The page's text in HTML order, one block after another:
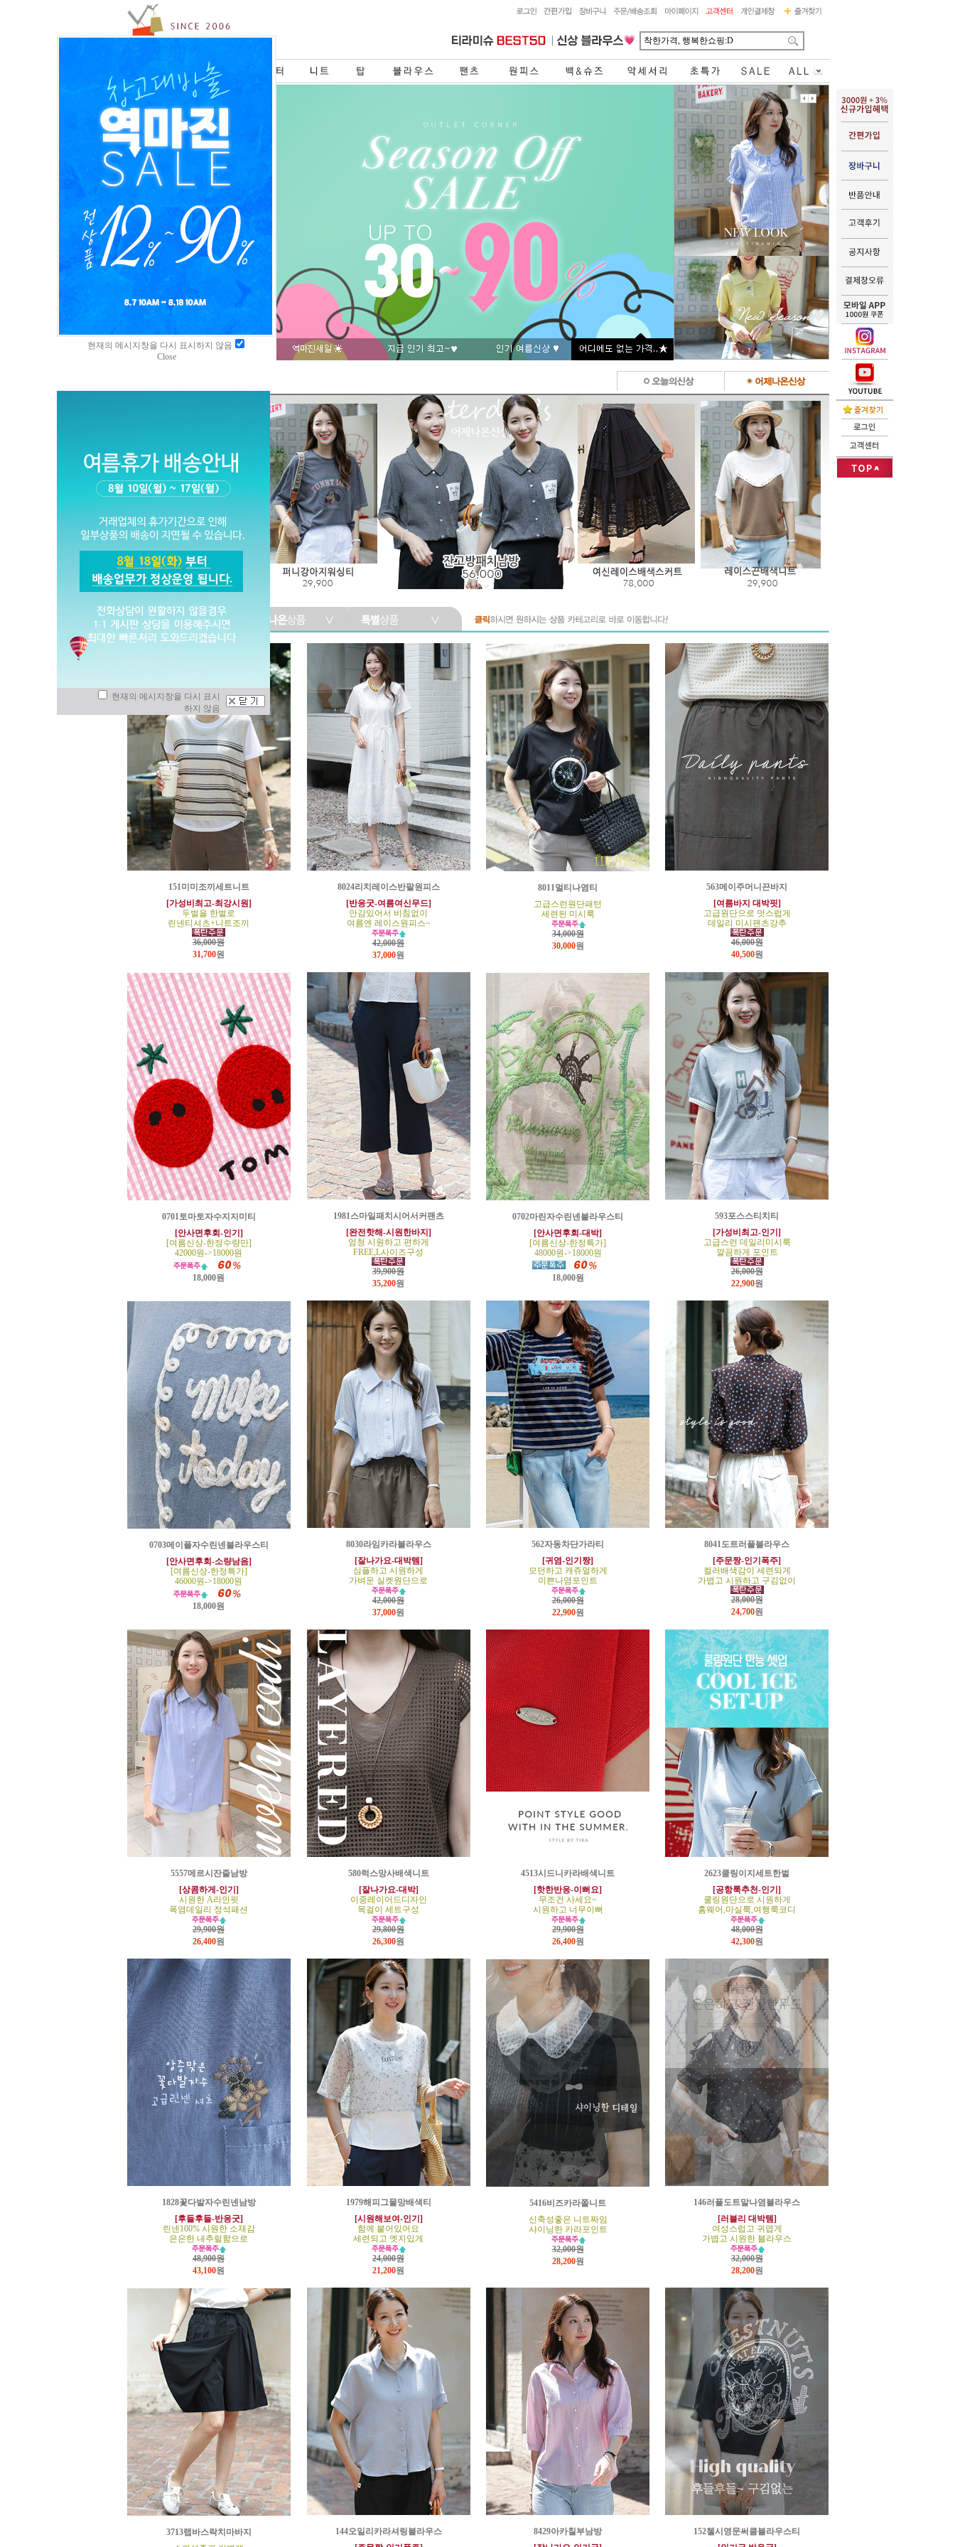
151미미조끼세트니트
[가성비최고-최강시원]
두벌을 한벌로
린넨티셔츠+니트조끼
36,000원
31,700원
8024리치레이스반팔원피스
[반응굿-여름여신무드]
안감있어서 비침없이
여름엔 레이스원피스~
42,000원
37,000원
8011멀티나염티
고급스런원단패턴
세련된 미시룩
34,000원
30,000원
563메이주머니끈바지
[여름바지 대박핏]
고급원단으로 멋스럽게
데일리 미시팬츠강추
46,000원
40,500원
0701토마토자수지지미티
[안사면후회-인기]
[여름신상-한정수량만]
42000원->18000원
18,000원
1981스마일패치시어서커팬츠
[완전핫해-시원한바지]
엄청 시원하고 편하게
FREE,L사이즈구성
39,900원
35,200원
0702마린자수린넨블라우스티
[안사면후회-대박]
[여름신상-한정특가]
48000원->18000원
18,000원
593포스스티치티
[가성비최고-인기]
고급스런 데일리미시룩
깔끔하게 포인트
26,000원
22,900원
0703메이플자수린넨블라우스티
[안사면후회-소량남음]
[여름신상-한정특가]
46000원->18000원
18,000원
8030라임카라블라우스
[잘나가요-대박템]
심플하고 시원하게
가벼운 실켓원단으로
42,000원
37,000원
562자동차단가라티
[귀염-인기짱]
모던하고 캐쥬얼하게
이쁜나염포인트
26,000원
22,900원
8041도트러플블라우스
[주문짱-인기폭주]
컬러배색감이 세련되게
가볍고 시원하고 구김없이
28,000원
24,700원
5557메르시잔줄남방
[상콤하게-인기]
시원한 A라인핏
폭염데일리 정석패션
29,900원
26,400원
580럭스망사배색니트
[잘나가요-대박]
이중레이어드디자인
목걸이 세트구성
29,800원
26,300원
4513시드니카라배색니트
[핫한반응-이뻐요]
무조건 사세요~
시원하고 너무이뻐
29,900원
26,400원
2623쿨링이지세트한벌
[공항룩추천-인기]
쿨링원단으로 시원하게
홈웨어,마실룩,여행룩코디
48,000원
42,300원
1828꽃다발자수린넨남방
[후들후들-반응굿]
린넨100% 시원한 소재감
은은한 내추럴함으로
48,900원
43,100원
1979해피그물망배색티
[시원해보여-인기]
함께 붙어있어요
세련되고 엣지있게
24,000원
21,200원
5416비즈카라쫄니트
신축성좋은 니트짜임
샤이닝한 카라포인트
32,000원
28,200원
146러플도트말나염블라우스
[러블리 대박템]
여성스럽고 귀엽게
가볍고 시원한 블라우스
32,000원
28,200원
3713랩바스락치마바지
144오일리카라셔링블라우스
8429아카칠부남방
152첼시영문써클블라우스티
현재의 메시지창을 다시 표시하지 않음
Close
현재의 메시지창을 다시 표시
하지 않음